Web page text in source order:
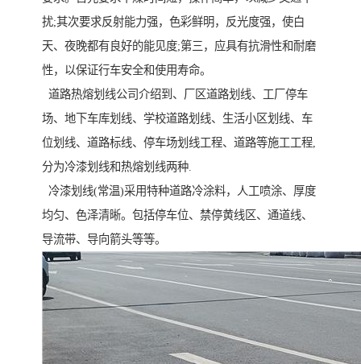
扰;其次要求反射能力强，色彩鲜明，反光度强，使白
天、夜晚都有良好的能见度;第三，应具有抗滑性和耐磨
性，以保证行车安全和使用寿命。
道路热熔划线公司介绍到、厂区道路划线、工厂停车
场、地下车库划线、学校道路划线、生活小区划线、车
位划线、道路标线、停车场划线工程、道路等施工工程,
分为冷漆划线和热熔划线两种.
冷漆划线(常温)采用特种道路冷涂料，人工喷涂、厚度
均匀、色泽清晰。包括停车位、禁停黄线区、通道线、
导流带、导向箭头等等。